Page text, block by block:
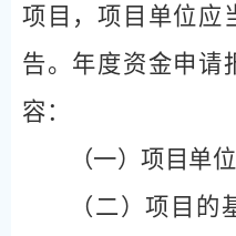
项目，项目单位应
告。年度资金申请
容：
（一）项目单
（二）项目的